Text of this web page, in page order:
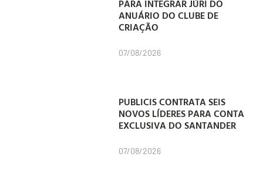
PARA INTEGRAR JÚRI DO
ANUÁRIO DO CLUBE DE
CRIAÇÃO
07/08/2026
PUBLICIS CONTRATA SEIS
NOVOS LÍDERES PARA CONTA
EXCLUSIVA DO SANTANDER
07/08/2026